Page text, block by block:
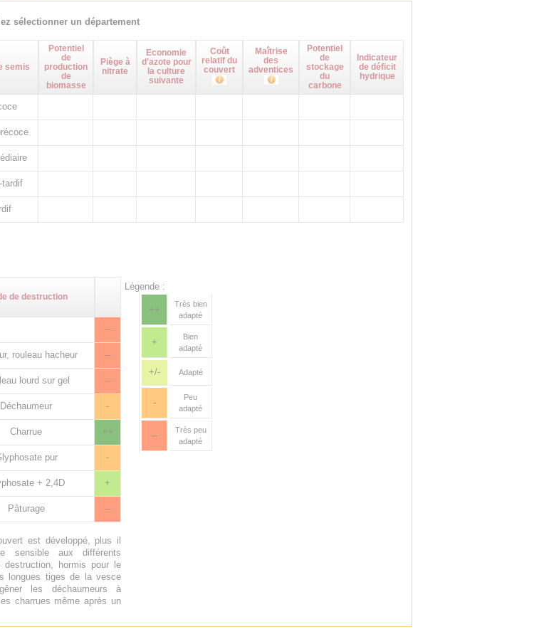
sélectionner un département
semis
Potentiel
de
production
de
biomasse
Piège à
nitrate
Economie
d'azote pour
la culture
suivante
Coût
relatif du
couvert
Maîtrise
des
adventices
Potentiel
de
stockage
du
carbone
Indicateur
de déficit
hydrique
tardif
de destruction
--
rouleau hacheur --
lourd sur gel --
Déchaumeur -
Charrue ++
pur -
+ 2,4D +
Pâturage --
est développé, plus il
sensible aux différents
destruction, hormis pour le
longues tiges de la vesce
les déchaumeurs à
charrues même après un
Légende :
++
Très bien
adapté
+
Bien
adapté
+/- Adapté
-
Peu
adapté
--
Très peu
adapté